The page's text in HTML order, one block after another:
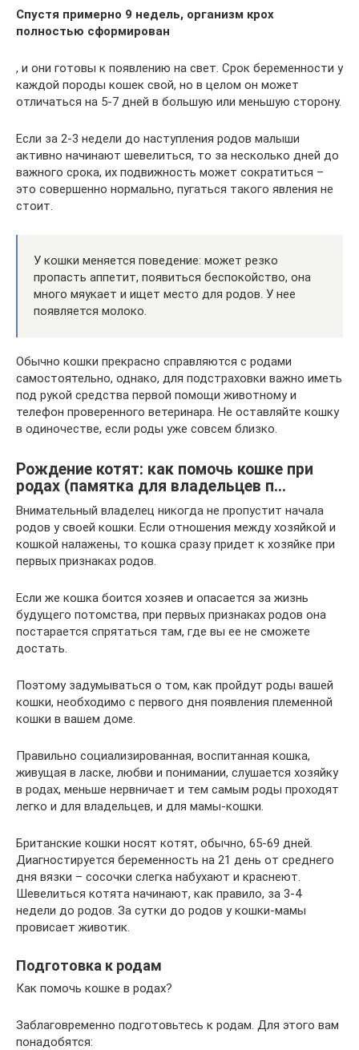
Спустя примерно 9 недель, организм крох
полностью сформирован
, и они готовы к появлению на свет. Срок беременности у
каждой породы кошек свой, но в целом он может
отличаться на 5-7 дней в большую или меньшую сторону.
Если за 2-3 недели до наступления родов малыши
активно начинают шевелиться, то за несколько дней до
важного срока, их подвижность может сократиться –
это совершенно нормально, пугаться такого явления не
стоит.
У кошки меняется поведение: может резко
пропасть аппетит, появиться беспокойство, она
много мяукает и ищет место для родов. У нее
появляется молоко.
Обычно кошки прекрасно справляются с родами
самостоятельно, однако, для подстраховки важно иметь
под рукой средства первой помощи животному и
телефон проверенного ветеринара. Не оставляйте кошку
в одиночестве, если роды уже совсем близко.
Рождение котят: как помочь кошке при
родах (памятка для владельцев п…
Внимательный владелец никогда не пропустит начала
родов у своей кошки. Если отношения между хозяйкой и
кошкой налажены, то кошка сразу придет к хозяйке при
первых признаках родов.
Если же кошка боится хозяев и опасается за жизнь
будущего потомства, при первых признаках родов она
постарается спрятаться там, где вы ее не сможете
достать.
Поэтому задумываться о том, как пройдут роды вашей
кошки, необходимо с первого дня появления племенной
кошки в вашем доме.
Правильно социализированная, воспитанная кошка,
живущая в ласке, любви и понимании, слушается хозяйку
в родах, меньше нервничает и тем самым роды проходят
легко и для владельцев, и для мамы-кошки.
Британские кошки носят котят, обычно, 65-69 дней.
Диагностируется беременность на 21 день от среднего
дня вязки – сосочки слегка набухают и краснеют.
Шевелиться котята начинают, как правило, за 3-4
недели до родов. За сутки до родов у кошки-мамы
провисает животик.
Подготовка к родам
Как помочь кошке в родах?
Заблаговременно подготовьтесь к родам. Для этого вам
понадобятся: